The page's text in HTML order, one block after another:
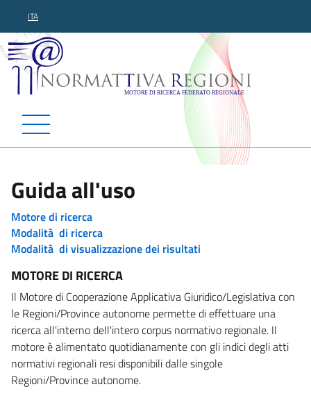
ITA
Normattiva Regioni -
Guida all'uso
Motore di ricerca
Modalità di ricerca
Modalità di visualizzazione dei risultati
MOTORE DI RICERCA
Il Motore di Cooperazione Applicativa Giuridico/Legislativa con
le Regioni/Province autonome permette di effettuare una
ricerca all'interno dell'intero corpus normativo regionale. Il
motore è alimentato quotidianamente con gli indici degli atti
normativi regionali resi disponibili dalle singole
Regioni/Province autonome.